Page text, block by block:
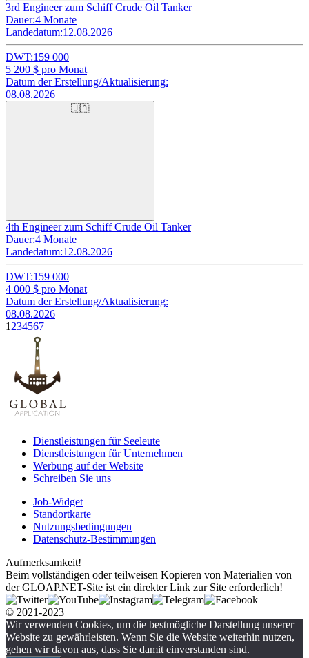
3rd Engineer zum Schiff Crude Oil Tanker
Dauer:4 Monate
Landedatum:12.08.2026
DWT:159 000
5 200 $ pro Monat
Datum der Erstellung/Aktualisierung:
08.08.2026
🇺🇦
4th Engineer zum Schiff Crude Oil Tanker
Dauer:4 Monate
Landedatum:12.08.2026
DWT:159 000
4 000 $ pro Monat
Datum der Erstellung/Aktualisierung:
08.08.2026
1 234567
Dienstleistungen für Seeleute
Dienstleistungen für Unternehmen
Werbung auf der Website
Schreiben Sie uns
Job-Widget
Standortkarte
Nutzungsbedingungen
Datenschutz-Bestimmungen
Aufmerksamkeit!
Beim vollständigen oder teilweisen Kopieren von Materialien von
der GLOAP.NET-Site ist ein direkter Link zur Site erforderlich!
© 2021-2023
Wir verwenden Cookies, um die bestmögliche Darstellung unserer
Website zu gewährleisten. Wenn Sie die Website weiterhin nutzen,
gehen wir davon aus, dass Sie damit einverstanden sind.